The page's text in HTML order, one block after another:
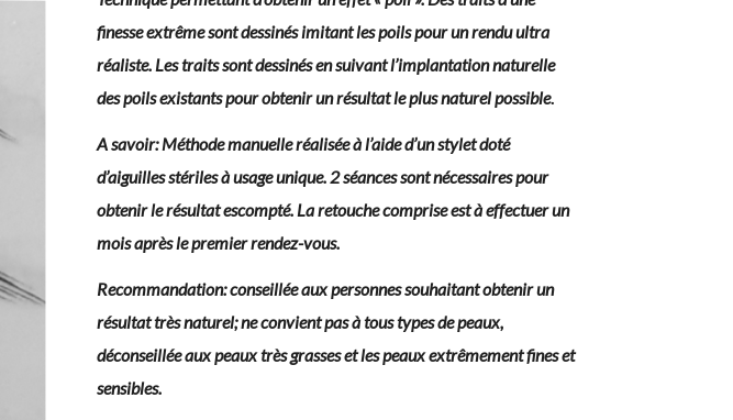
finesse extrême sont dessinés imitant les poils pour un rendu ultra
réaliste. Les traits sont dessinés en suivant l’implantation naturelle
des poils existants pour obtenir un résultat le plus naturel possible.
A savoir: Méthode manuelle réalisée à l’aide d’un stylet doté
d’aiguilles stériles à usage unique. 2 séances sont nécessaires pour
obtenir le résultat escompté. La retouche comprise est à effectuer un
mois après le premier rendez-vous.
Recommandation: conseillée aux personnes souhaitant obtenir un
résultat très naturel; ne convient pas à tous types de peaux,
déconseillée aux peaux très grasses et les peaux extrêmement fines et
sensibles.